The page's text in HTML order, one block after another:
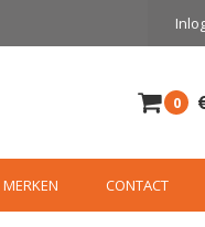
0
MERKEN CONTACT